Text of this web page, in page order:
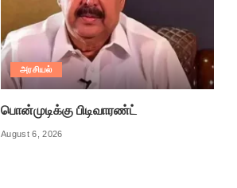
அரசியல்
பொன்முடிக்கு பிடிவாரண்ட்
August 6, 2026